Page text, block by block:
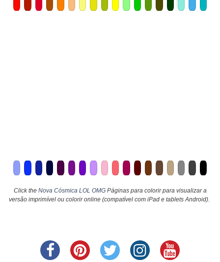
Click the Nova Cósmica LOL OMGPáginas para colorir para visualizar a
versão imprimível ou colorir online (compatível com iPad e tablets Android).